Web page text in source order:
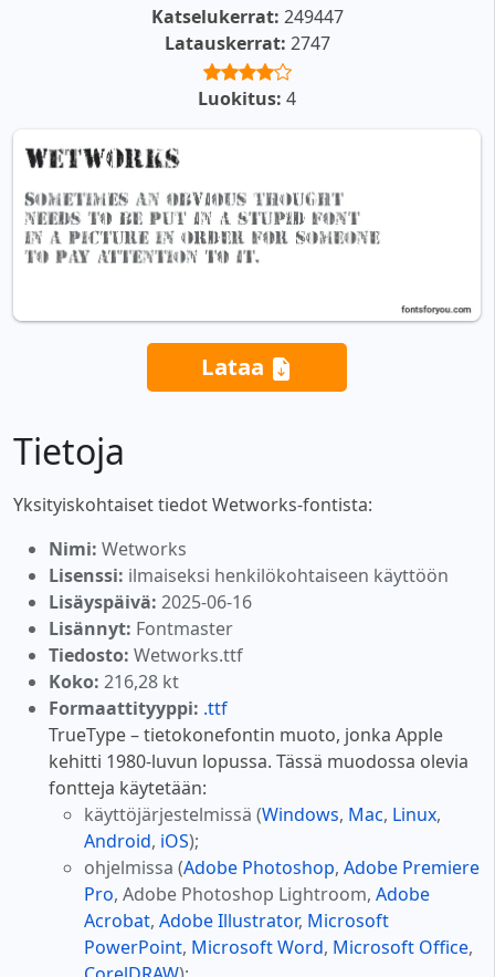
Katselukerrat: 249447
Latauskerrat: 2747
Luokitus: 4
Lataa
Tietoja
Yksityiskohtaiset tiedot Wetworks-fontista:
Nimi: Wetworks
Lisenssi: ilmaiseksi henkilökohtaiseen käyttöön
Lisäyspäivä: 2025-06-16
Lisännyt: Fontmaster
Tiedosto: Wetworks.ttf
Koko: 216,28 kt
Formaattityyppi: .ttf
TrueType – tietokonefontin muoto, jonka Apple
kehitti 1980-luvun lopussa. Tässä muodossa olevia
fontteja käytetään:
käyttöjärjestelmissä (Windows, Mac, Linux,
Android, iOS);
ohjelmissa (Adobe Photoshop, Adobe Premiere
Pro, Adobe Photoshop Lightroom, Adobe
Acrobat, Adobe Illustrator, Microsoft
PowerPoint, Microsoft Word, Microsoft Office,